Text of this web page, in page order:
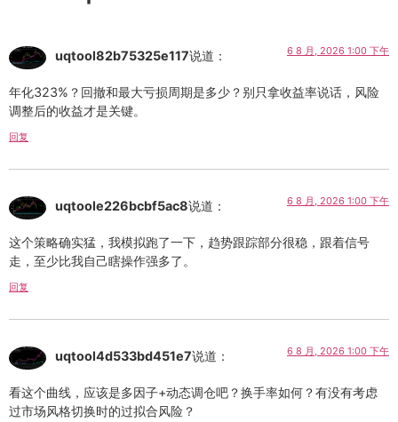
uqtool82b75325e117说道： 6 8 月, 2026 1:00 下午
年化323%？回撤和最大亏损周期是多少？别只拿收益率说话，风险
调整后的收益才是关键。
回复
uqtoole226bcbf5ac8说道： 6 8 月, 2026 1:00 下午
这个策略确实猛，我模拟跑了一下，趋势跟踪部分很稳，跟着信号
走，至少比我自己瞎操作强多了。
回复
uqtool4d533bd451e7说道： 6 8 月, 2026 1:00 下午
看这个曲线，应该是多因子+动态调仓吧？换手率如何？有没有考虑
过市场风格切换时的过拟合风险？